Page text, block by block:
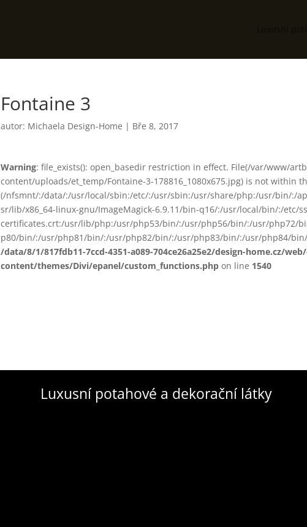
Fontaine 3
autor: Michaela Design-Home | Bře 8, 2017
Warning: file_exists(): open_basedir restriction in effect. File(/var/www/
content/uploads/et_temp/Fontaine-3-178816_1080x675.jpg) is not within
(/nfsmnt/:/data/:/usr/local/sbin:/etc/:/usr/sbin:/usr/share/php:/usr/bin/:/
sr/lib/x86_64-linux-gnu/ImageMagick-6.9.11/bin-q16/:/usr/local/bin/:/etc/
certificates.crt:/usr/lib/php:/usr/php53/bin/:/usr/php56/bin/:/usr/php72/
p80/bin/:/usr/php81/bin/:/usr/php82/bin/:/usr/php83/bin/:/usr/php84/
/data/8/1/817fdb11-7ccd-4351-a089-704ce26a25e2/design-home.cz/
content/themes/Divi/epanel/custom_functions.phpon line 1540
Luxusní potahové a dekorační látky